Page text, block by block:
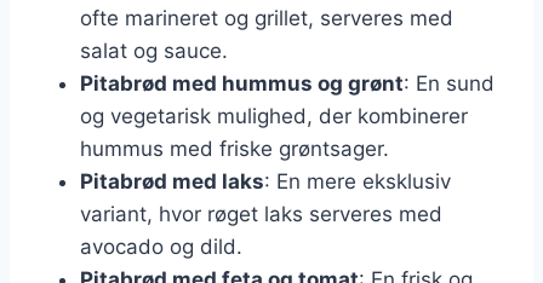
ofte marineret og grillet, serveres med
salat og sauce.
Pitabrød med hummus og grønt: En sund
og vegetarisk mulighed, der kombinerer
hummus med friske grøntsager.
Pitabrød med laks: En mere eksklusiv
variant, hvor røget laks serveres med
avocado og dild.